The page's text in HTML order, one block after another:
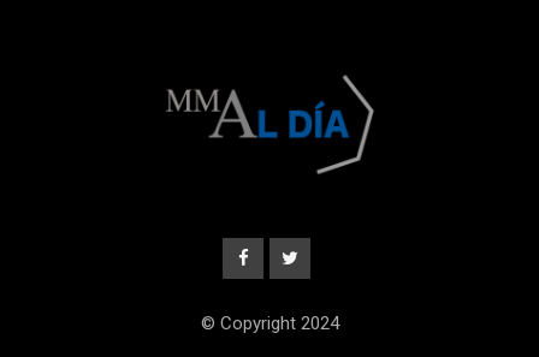
© Copyright 2024